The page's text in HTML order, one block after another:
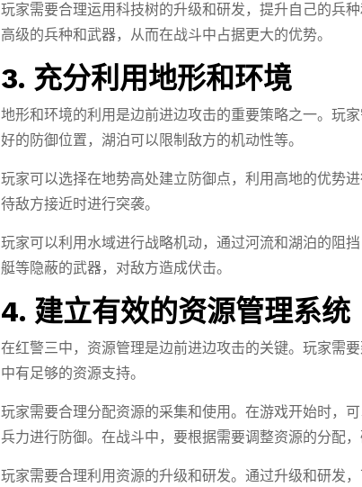
玩家需要合理运用科技树的升级和研发，提升自己的兵
高级的兵种和武器，从而在战斗中占据更大的优势。
3. 充分利用地形和环境
地形和环境的利用是边前进边攻击的重要策略之一。玩
好的防御位置，湖泊可以限制敌方的机动性等。
玩家可以选择在地势高处建立防御点，利用高地的优势
待敌方接近时进行突袭。
玩家可以利用水域进行战略机动，通过河流和湖泊的阻
艇等隐蔽的武器，对敌方造成伏击。
4. 建立有效的资源管理系统
在红警三中，资源管理是边前进边攻击的关键。玩家需
中有足够的资源支持。
玩家需要合理分配资源的采集和使用。在游戏开始时，
兵力进行防御。在战斗中，要根据需要调整资源的分配
玩家需要合理利用资源的升级和研发。通过升级和研发